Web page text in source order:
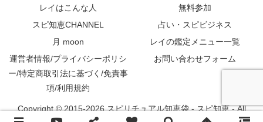
レイはこんな人
無料参加
スピ知恵CHANNEL
占い・スピビジネス
月 moon
レイの鑑定メニュー一覧
運営者情報/プライバシーポリシ
ー/特定商取引法に基づく/免責事
項/利用規約
お問い合わせフォーム
Copyright © 2015-2026 スピリチュアル知恵袋 - スピ知恵 - All